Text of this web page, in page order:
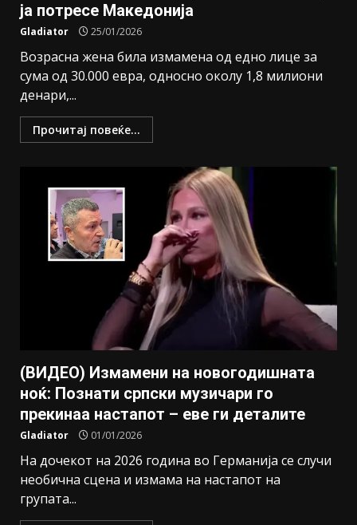
ја потресе Македонија
Gladiator 25/01/2026
Возрасна жена била измамена од едно лице за
сума од 30.000 евра, односно околу 1,8 милиони
денари,...
Прочитај повеќе...
(ВИДЕО) Измамени на новогодишната
ноќ: Познати српски музичари го
прекинаа настапот – еве ги деталите
Gladiator 01/01/2026
На дочекот на 2026 година во Германија се случи
необична сцена и измама на настапот на
групата...